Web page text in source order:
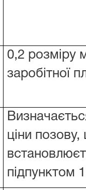
0,2 розміру
заробітної
ціни
підпунктом